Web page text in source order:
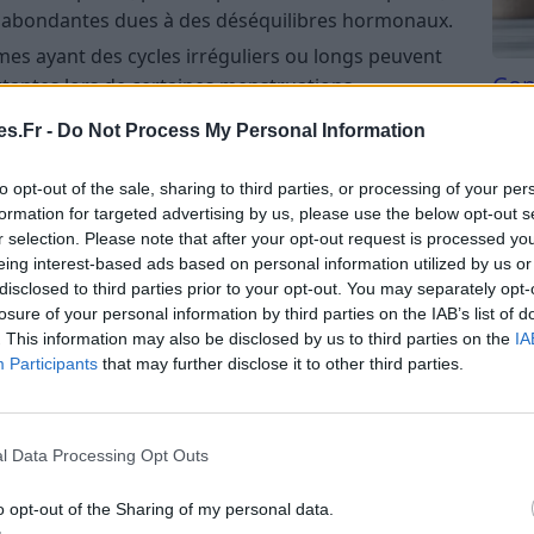
- Do Not Process My Personal Information
opt-out of the sale, sharing to third parties, or processing of your
for targeted advertising by us, please use the below opt-out
selection. Please note that after your opt-out request is processed
interest-based ads based on personal information utilized by us
to third parties prior to your opt-out. You may separately
of your personal information by third parties on the IAB’s list of
This information may also be disclosed by us to third parties on the
Participants that may further disclose it to other third parties.
Data Processing Opt Outs
opt-out of the Sharing of my personal data.
dues à des déséquilibres hormonaux.
ayant des cycles irréguliers ou longs peuvent
lors de certaines menstruations.
bénignes dans l’utérus peuvent provoquer
de douleurs ou de sensations de
peuvent également entraîner des
: Des maladies comme la maladie de von
peuvent affecter la coagulation sanguine,
de tissu endométrial en dehors de l’utérus peut
que plus rares, certains cancers de l’utérus ou
Tri
du